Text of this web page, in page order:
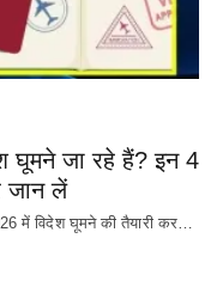
घूमने जा रहे हैं? इन 4
जान लें
में विदेश घूमने की तैयारी कर…